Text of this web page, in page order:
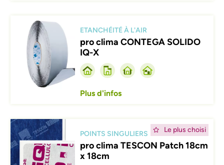
Afbeelding
ETANCHÉITÉ À L'AIR
pro clima CONTEGA SOLIDO
IQ-X
Plus d'infos
Le plus choisi
Afbeelding
POINTS SINGULIERS
pro clima TESCON Patch 18cm
x 18cm